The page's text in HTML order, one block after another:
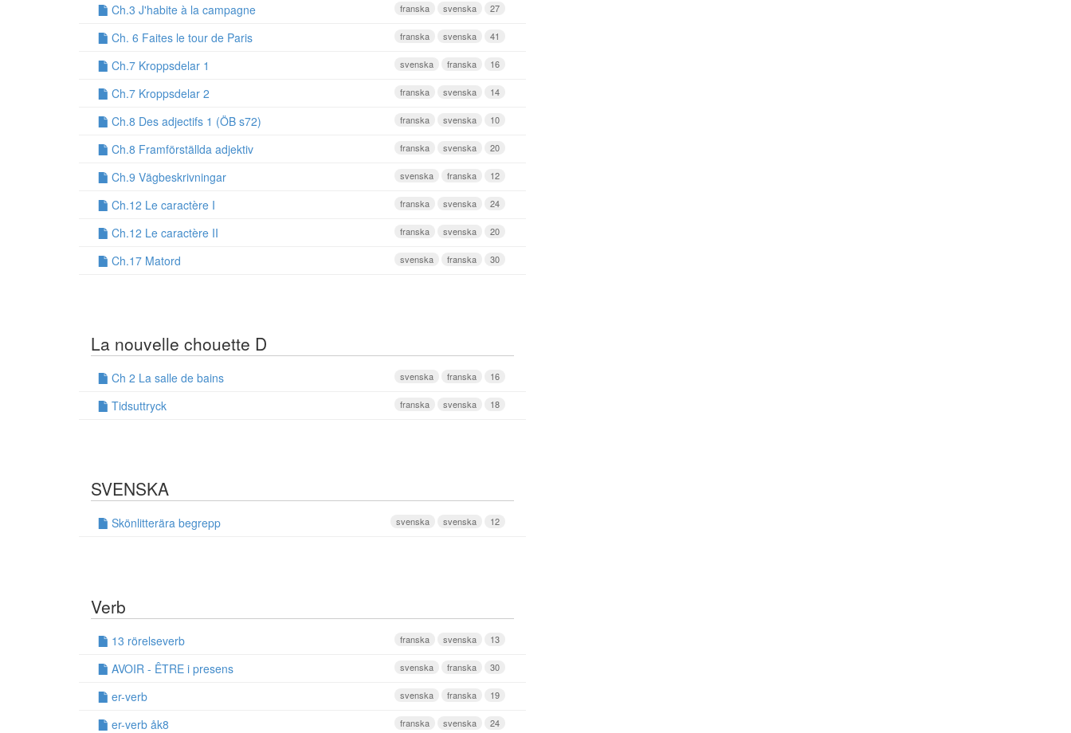
27
svenska
franska
Ch.3 J'habite à la campagne
41
svenska
franska
Ch. 6 Faites le tour de Paris
16
franska
svenska
Ch.7 Kroppsdelar 1
14
svenska
franska
Ch.7 Kroppsdelar 2
10
svenska
franska
Ch.8 Des adjectifs 1 (ÖB s72)
20
svenska
franska
Ch.8 Framförställda adjektiv
12
franska
svenska
Ch.9 Vägbeskrivningar
24
svenska
franska
Ch.12 Le caractère I
20
svenska
franska
Ch.12 Le caractère II
30
franska
svenska
Ch.17 Matord
La nouvelle chouette D
16
franska
svenska
Ch 2 La salle de bains
18
svenska
franska
Tidsuttryck
SVENSKA
12
svenska
svenska
Skönlitterära begrepp
Verb
13
svenska
franska
13 rörelseverb
30
franska
svenska
AVOIR - ÊTRE i presens
19
franska
svenska
er-verb
24
svenska
franska
er-verb åk8